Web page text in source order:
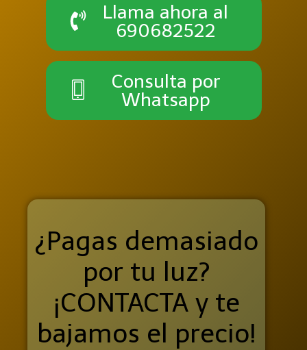
Llama ahora al
690682522
Consulta por
Whatsapp
¿Pagas demasiado
por tu luz?
¡CONTACTA y te
bajamos el precio!